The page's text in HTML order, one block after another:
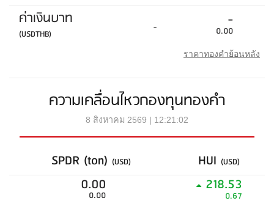
ค่าเงินบาท
(USDTHB) - -
0.00
ราคาทองคำย้อนหลัง
ความเคลื่อนไหวกองทุนทองคำ
8 สิงหาคม 2569 | 12:21:02
SPDR (ton) (USD) HUI (USD)
0.00
0.00
218.53
0.67